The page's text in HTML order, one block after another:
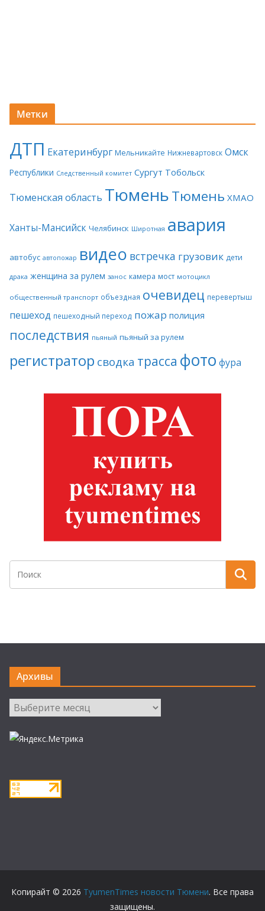
Метки
ДТП Екатеринбург Мельникайте Нижневартовск Омск
Республики Следственный комитет Сургут Тобольск
Тюменская область ТюменьТюмень ХМАО
Ханты-Мансийск Челябинск Широтная авария
автобус автопожар видео встречка грузовик дети
драка женщина за рулем занос камера мост мотоцикл
общественный транспорт объездная очевидец перевертыш
пешеход пешеходный переход пожар полиция
последствия пьяный пьяный за рулем
регистратор сводка трасса фото фура
Архивы
Архивы
Копирайт © 2026 TyumenTimes новости Тюмени. Все права
защищены.